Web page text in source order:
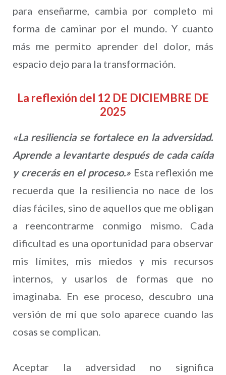
para enseñarme, cambia por completo mi
forma de caminar por el mundo. Y cuanto
más me permito aprender del dolor, más
espacio dejo para la transformación.
La reflexión del 12 DE DICIEMBRE DE
2025
«La resiliencia se fortalece en la adversidad.
Aprende a levantarte después de cada caída
y crecerás en el proceso.»Esta reflexión me
recuerda que la resiliencia no nace de los
días fáciles, sino de aquellos que me obligan
a reencontrarme conmigo mismo. Cada
dificultad es una oportunidad para observar
mis límites, mis miedos y mis recursos
internos, y usarlos de formas que no
imaginaba. En ese proceso, descubro una
versión de mí que solo aparece cuando las
cosas se complican.
Aceptar la adversidad no significa